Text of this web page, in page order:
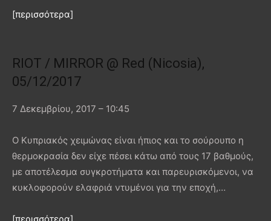
[περισσότερα]
RIOT / MIRROR @ Red (Nicosia),
05/12/2017
7 Δεκεμβρίου, 2017 – 10:45
Ο Κυπριακός χειμώνας είναι ήπιος και το σούρουπο η
θερμοκρασία δεν είχε πέσει κάτω από τους 17 βαθμούς,
με αποτέλεσμα συγκροτήματα και παρευρισκόμενοι, να
κυκλοφορούν ελαφριά ντυμένοι για την εποχή,…
[περισσότερα]